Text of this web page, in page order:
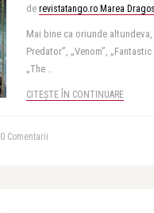
de revistatango.ro Marea
Mai bine ca oriunde
Predator”, „Venom”,
„The ..
CITEȘTE ÎN CONTINUARE
0 Comentarii